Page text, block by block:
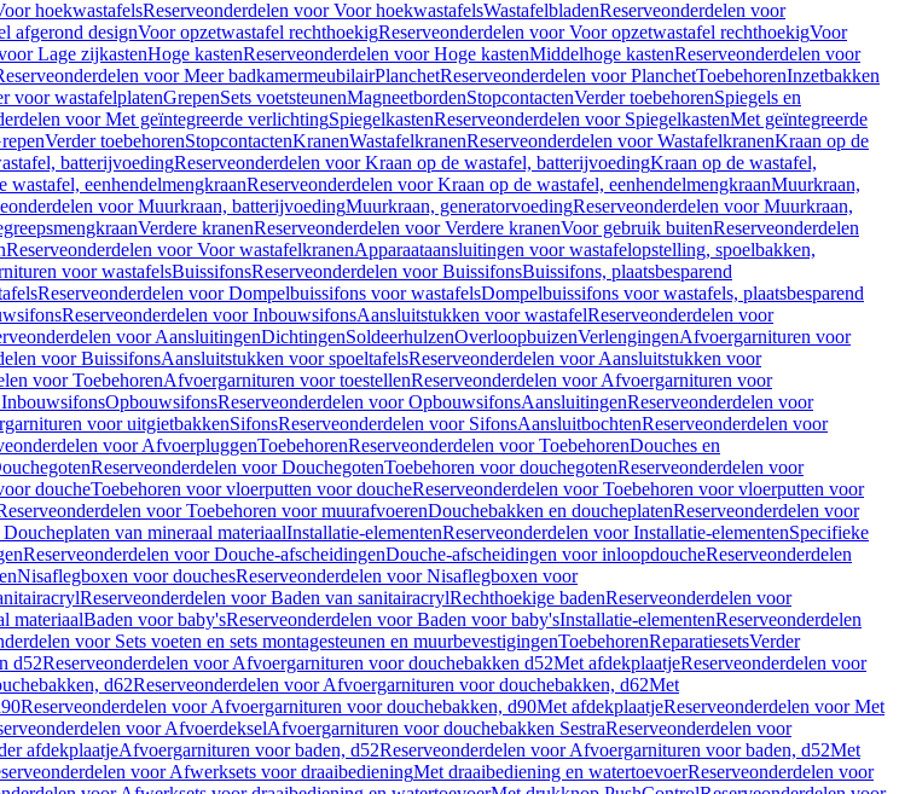
hoekwastafelsReserveonderdelen voor Voor hoekwastafelsWastafelbladenReserveonderdelen voor
afgerond designVoor opzetwastafel rechthoekigReserveonderdelen voor Voor opzetwastafel rechthoekigVoor
Lage zijkastenHoge kastenReserveonderdelen voor Hoge kastenMiddelhoge kastenReserveonderdelen voor
voor Meer badkamermeubilairPlanchetReserveonderdelen voor PlanchetToebehorenInzetbakken
voor wastafelplatenGrepenSets voetsteunenMagneetbordenStopcontactenVerder toebehorenSpiegels en
voor Met geïntegreerde verlichtingSpiegelkastenReserveonderdelen voor SpiegelkastenMet geïntegreerde
Verder toebehorenStopcontactenKranenWastafelkranenReserveonderdelen voor WastafelkranenKraan op de
batterijvoedingReserveonderdelen voor Kraan op de wastafel, batterijvoedingKraan op de wastafel,
wastafel, eenhendelmengkraanReserveonderdelen voor Kraan op de wastafel, eenhendelmengkraanMuurkraan,
voor Muurkraan, batterijvoedingMuurkraan, generatorvoedingReserveonderdelen voor Muurkraan,
Verdere kranenReserveonderdelen voor Verdere kranenVoor gebruik buitenReserveonderdelen
Reserveonderdelen voor Voor wastafelkranenApparaataansluitingen voor wastafelopstelling, spoelbakken,
voor wastafelsBuissifonsReserveonderdelen voor BuissifonsBuissifons, plaatsbesparend
Reserveonderdelen voor Dompelbuissifons voor wastafelsDompelbuissifons voor wastafels, plaatsbesparend
Reserveonderdelen voor InbouwsifonsAansluitstukken voor wastafelReserveonderdelen voor
voor AansluitingenDichtingenSoldeerhulzenOverloopbuizenVerlengingenAfvoergarnituren voor
voor BuissifonsAansluitstukken voor spoeltafelsReserveonderdelen voor Aansluitstukken voor
voor ToebehorenAfvoergarnituren voor toestellenReserveonderdelen voor Afvoergarnituren voor
OpbouwsifonsReserveonderdelen voor OpbouwsifonsAansluitingenReserveonderdelen voor
voor uitgietbakkenSifonsReserveonderdelen voor SifonsAansluitbochtenReserveonderdelen voor
voor AfvoerpluggenToebehorenReserveonderdelen voor ToebehorenDouches en
Reserveonderdelen voor DouchegotenToebehoren voor douchegotenReserveonderdelen voor
doucheToebehoren voor vloerputten voor doucheReserveonderdelen voor Toebehoren voor vloerputten voor
voor Toebehoren voor muurafvoerenDouchebakken en doucheplatenReserveonderdelen voor
van mineraal materiaalInstallatie-elementenReserveonderdelen voor Installatie-elementenSpecifieke
Reserveonderdelen voor Douche-afscheidingenDouche-afscheidingen voor inloopdoucheReserveonderdelen
Nisaflegboxen voor douchesReserveonderdelen voor Nisaflegboxen voor
Reserveonderdelen voor Baden van sanitairacrylRechthoekige badenReserveonderdelen voor
materiaalBaden voor baby'sReserveonderdelen voor Baden voor baby'sInstallatie-elementenReserveonderdelen
voor Sets voeten en sets montagesteunen en muurbevestigingenToebehorenReparatiesetsVerder
d52Reserveonderdelen voor Afvoergarnituren voor douchebakken d52Met afdekplaatjeReserveonderdelen voor
d62Reserveonderdelen voor Afvoergarnituren voor douchebakken, d62Met
Reserveonderdelen voor Afvoergarnituren voor douchebakken, d90Met afdekplaatjeReserveonderdelen voor Met
voor AfvoerdekselAfvoergarnituren voor douchebakken SestraReserveonderdelen voor
afdekplaatjeAfvoergarnituren voor baden, d52Reserveonderdelen voor Afvoergarnituren voor baden, d52Met
voor Afwerksets voor draaibedieningMet draaibediening en watertoevoerReserveonderdelen voor